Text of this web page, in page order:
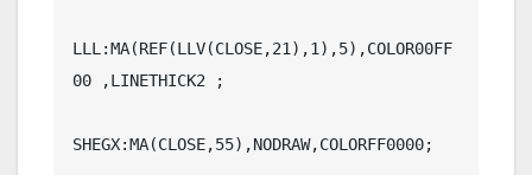
LLL:MA(REF(LLV(CLOSE,21),1),5),COLOR00FF
00 ,LINETHICK2 ;
SHEGX:MA(CLOSE,55),NODRAW,COLORFF0000;